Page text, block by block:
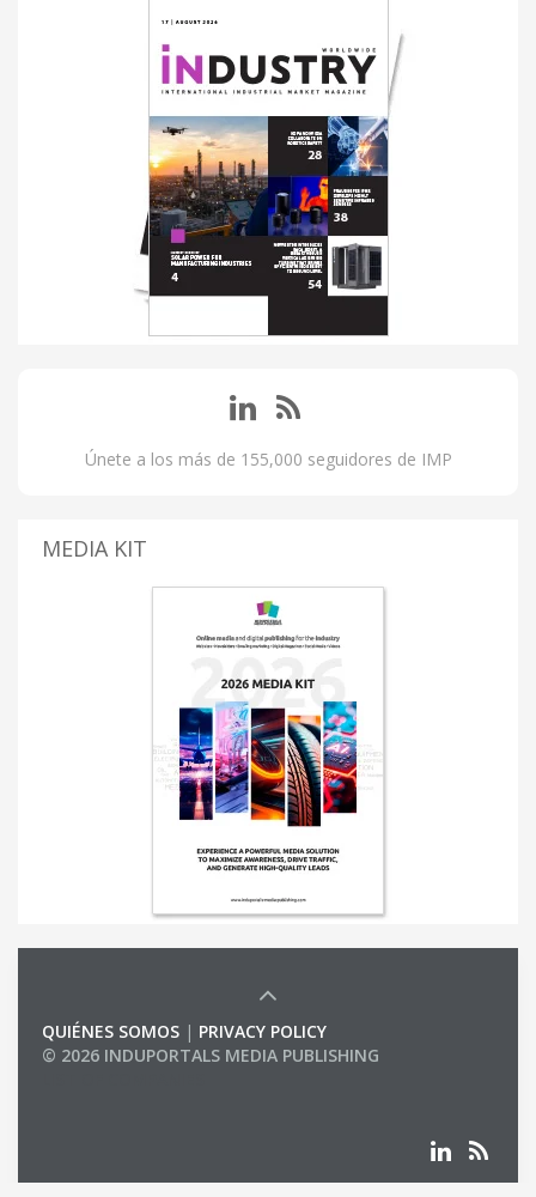
Únete a los más de 155,000 seguidores de IMP
MEDIA KIT
QUIÉNES SOMOS | PRIVACY POLICY
© 2026 INDUPORTALS MEDIA PUBLISHING